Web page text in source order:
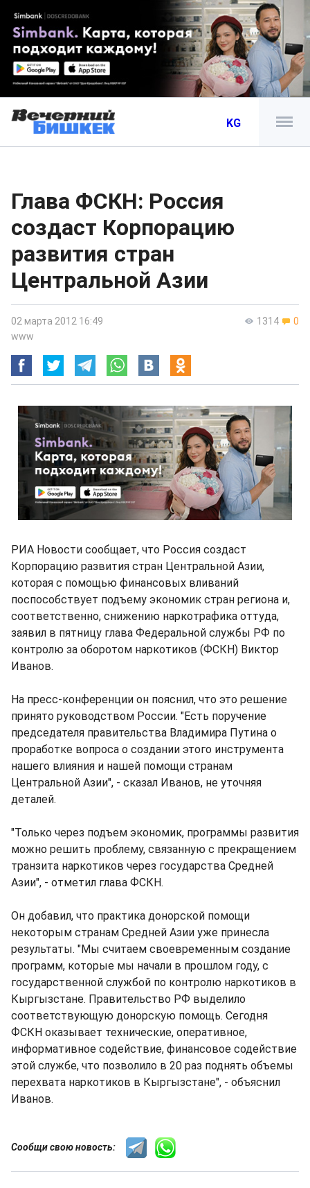
KG
Глава ФСКН: Россия
создаст Корпорацию
развития стран
Центральной Азии
1314 0
02 марта 2012 16:49
www
РИА Новости сообщает, что Россия создаст
Корпорацию развития стран Центральной Азии,
которая с помощью финансовых вливаний
поспособствует подъему экономик стран региона и,
соответственно, снижению наркотрафика оттуда,
заявил в пятницу глава Федеральной службы РФ по
контролю за оборотом наркотиков (ФСКН) Виктор
Иванов.
На пресс-конференции он пояснил, что это решение
принято руководством России. "Есть поручение
председателя правительства Владимира Путина о
проработке вопроса о создании этого инструмента
нашего влияния и нашей помощи странам
Центральной Азии", - сказал Иванов, не уточняя
деталей.
"Только через подъем экономик, программы развития
можно решить проблему, связанную с прекращением
транзита наркотиков через государства Средней
Азии", - отметил глава ФСКН.
Он добавил, что практика донорской помощи
некоторым странам Средней Азии уже принесла
результаты. "Мы считаем своевременным создание
программ, которые мы начали в прошлом году, с
государственной службой по контролю наркотиков в
Кыргызстане. Правительство РФ выделило
соответствующую донорскую помощь. Сегодня
ФСКН оказывает технические, оперативное,
информативное содействие, финансовое содействие
этой службе, что позволило в 20 раз поднять объемы
перехвата наркотиков в Кыргызстане", - объяснил
Иванов.
Сообщи свою новость: